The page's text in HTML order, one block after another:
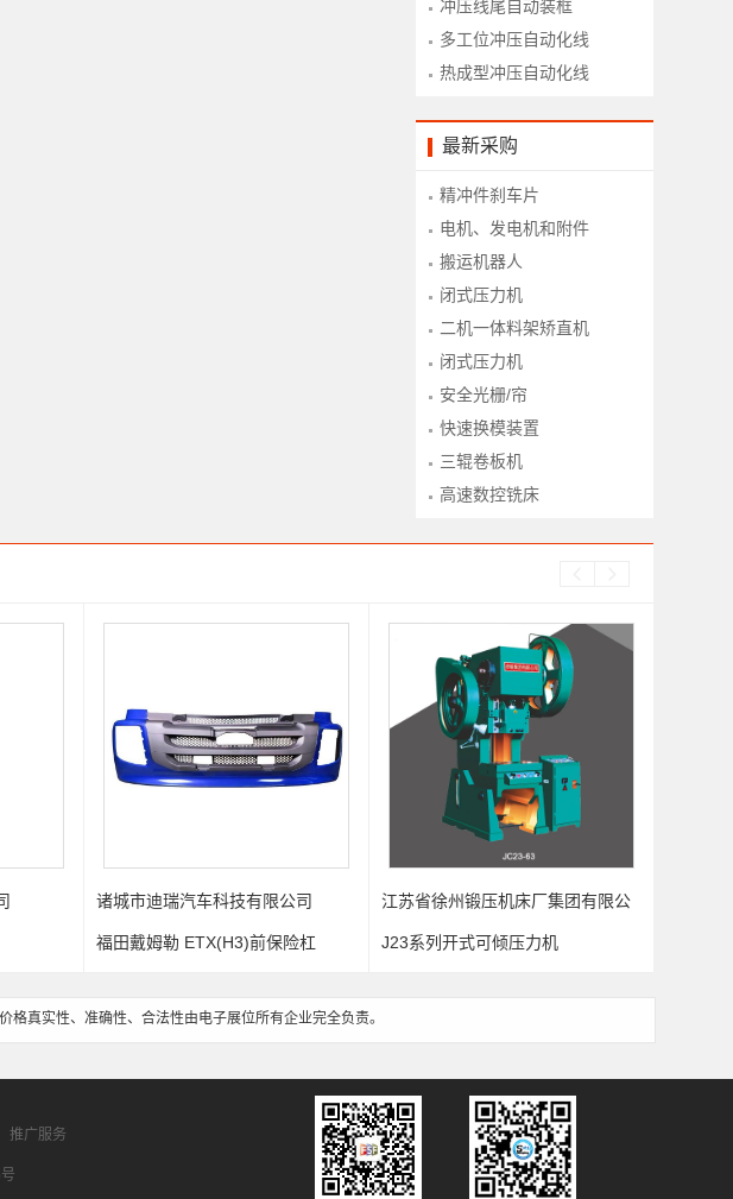
冲压线尾自动装框
多工位冲压自动化线
热成型冲压自动化线
最新采购
精冲件刹车片
电机、发电机和附件
搬运机器人
闭式压力机
二机一体料架矫直机
闭式压力机
安全光栅/帘
快速换模装置
三辊卷板机
高速数控铣床
诸城市迪瑞汽车科技有限公司
福田戴姆勒 ETX(H3)前保险杠
江苏省徐州锻压机床厂集团有限公
司
J23系列开式可倾压力机
真实性、准确性、合法性由电子展位所有企业完全负责。
推广服务